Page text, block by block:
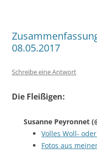
08.05.2017
Schreibe eine Antwort
Die Fleißigen:
Susanne Peyronnet
Volles Woll-
Fotos aus